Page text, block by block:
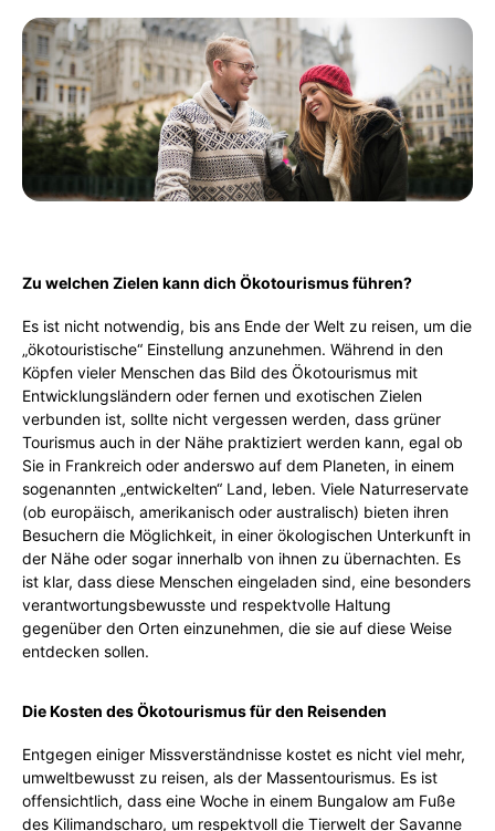
Zu welchen Zielen kann dich Ökotourismus führen?
Es ist nicht notwendig, bis ans Ende der Welt zu reisen, um die
„ökotouristische“ Einstellung anzunehmen. Während in den
Köpfen vieler Menschen das Bild des Ökotourismus mit
Entwicklungsländern oder fernen und exotischen Zielen
verbunden ist, sollte nicht vergessen werden, dass grüner
Tourismus auch in der Nähe praktiziert werden kann, egal ob
Sie in Frankreich oder anderswo auf dem Planeten, in einem
sogenannten „entwickelten“ Land, leben. Viele Naturreservate
(ob europäisch, amerikanisch oder australisch) bieten ihren
Besuchern die Möglichkeit, in einer ökologischen Unterkunft in
der Nähe oder sogar innerhalb von ihnen zu übernachten. Es
ist klar, dass diese Menschen eingeladen sind, eine besonders
verantwortungsbewusste und respektvolle Haltung
gegenüber den Orten einzunehmen, die sie auf diese Weise
entdecken sollen.
Die Kosten des Ökotourismus für den Reisenden
Entgegen einiger Missverständnisse kostet es nicht viel mehr,
umweltbewusst zu reisen, als der Massentourismus. Es ist
offensichtlich, dass eine Woche in einem Bungalow am Fuße
des Kilimandscharo, um respektvoll die Tierwelt der Savanne